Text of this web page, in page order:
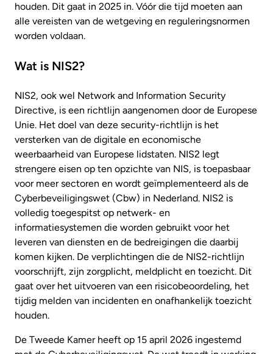
houden. Dit gaat in 2025 in. Vóór die tijd moeten aan
alle vereisten van de wetgeving en reguleringsnormen
worden voldaan.
Wat is NIS2?
NIS2, ook wel Network and Information Security
Directive, is een richtlijn aangenomen door de Europese
Unie. Het doel van deze security-richtlijn is het
versterken van de digitale en economische
weerbaarheid van Europese lidstaten. NIS2 legt
strengere eisen op ten opzichte van NIS, is toepasbaar
voor meer sectoren en wordt geïmplementeerd als de
Cyberbeveiligingswet (Cbw) in Nederland. NIS2 is
volledig toegespitst op netwerk- en
informatiesystemen die worden gebruikt voor het
leveren van diensten en de bedreigingen die daarbij
komen kijken. De verplichtingen die de NIS2-richtlijn
voorschrijft, zijn zorgplicht, meldplicht en toezicht. Dit
gaat over het uitvoeren van een risicobeoordeling, het
tijdig melden van incidenten en onafhankelijk toezicht
houden.
De Tweede Kamer heeft op 15 april 2026 ingestemd